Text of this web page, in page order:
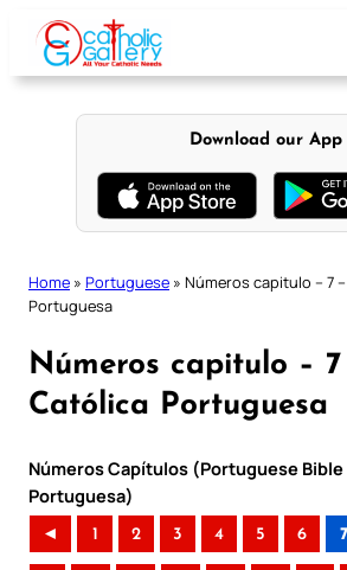
content
Download our App
Home » Portuguese » Números capitulo – 7
Portuguesa
Números capitulo –
Católica Portuguesa
Números Capítulos (Portuguese
Portuguesa)
◄ 1 2 3 4 5 6 7